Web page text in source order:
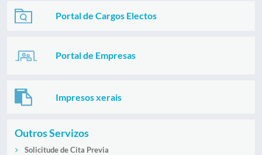
Portal de Cargos Electos
Portal de Empresas
Impresos xerais
Outros Servizos
Solicitude de Cita Previa